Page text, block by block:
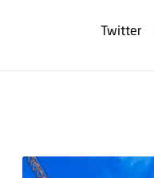
Twitter